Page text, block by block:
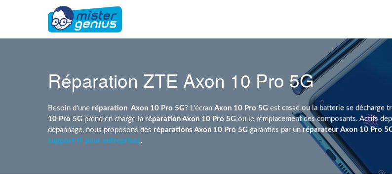
Réparation ZTE Axon 10 Pro 5G
Besoin d'une réparation Axon 10 Pro 5G? L'écran Axon 10 Pro 5G est cassé ou la batterie se décharge
10 Pro 5G prend en charge la réparation Axon 10 Pro 5G ou le remplacement des composants. Actifs
dépannage, nous proposons des réparations Axon 10 Pro 5G garanties par un réparateur Axon 10 Pro
support IT pour entreprises.